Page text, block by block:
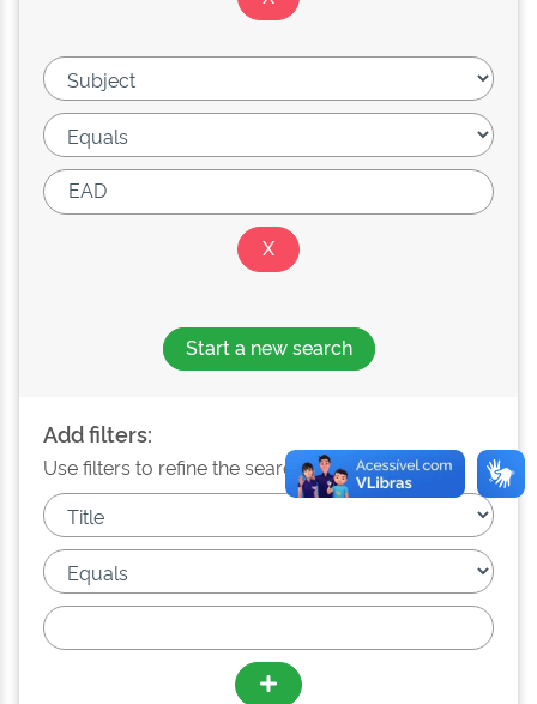
Start a new search
Add filters:
Use filters to refine the search results.